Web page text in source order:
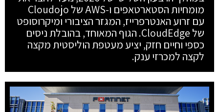
מומחיות הסטארטאפים ו-AWS של Cloudojo
עם זרוע האנטרפרייז, המגזר הציבורי ומיקרוסופט
של CloudEdge. הגוף המאוחד, בהובלת ניסים
כספי וחיים חזק, יציע מעטפת הוליסטית מקצה
לקצה למכרזי ענק.